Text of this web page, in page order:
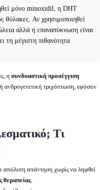
μόνο minoxidil, η DHT
θύλακες. Αν χρησιμοποιηθεί
αλλά η επαναπύκνωση είναι
τη μέγιστη πιθανότητα
η συνδυαστική προσέγγιση
ανδρογενετική τριχόπτωση, εφόσον
Τι
απόλυτη απάντηση χωρίς να ληφθεί
θεραπείας.